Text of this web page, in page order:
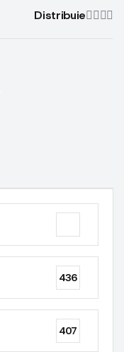
Distribuie
436
407